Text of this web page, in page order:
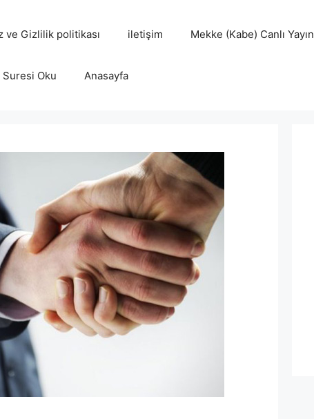
ve Gizlilik politikası iletişim Mekke (Kabe) Canlı Yayın
Suresi Oku Anasayfa